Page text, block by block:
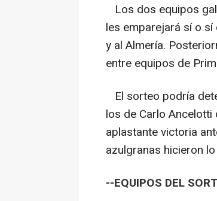
Los dos equipos
les emparejará sí o
y al Almería.
entre equipos de
El sorteo podría
los de Carlo
aplastante victoria
azulgranas hicieron
--EQUIPOS DEL